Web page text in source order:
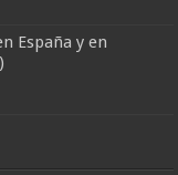
España y en